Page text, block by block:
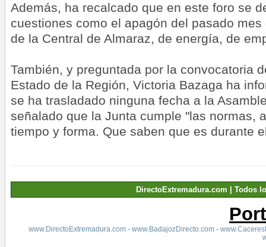
Además, ha recalcado que en este foro se
cuestiones como el apagón del pasado
de la Central de Almaraz, de energía, de
También, y preguntada por la convocatoria
Estado de la Región, Victoria Bazaga ha
se ha trasladado ninguna fecha a la
señalado que la Junta cumple "las normas,
tiempo y forma. Que saben que es durante
DirectoExtremadura.com | Todos
www.DirectoExtremadura.com- www.BadajozDirecto.com-